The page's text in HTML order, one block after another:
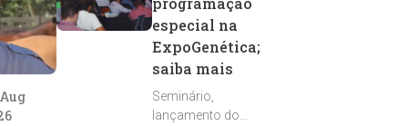
especial na
ExpoGenética;
saiba mais
Seminário,
lançamento do